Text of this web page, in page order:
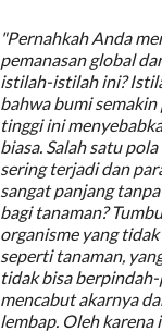
"Pernahkah Anda
pemanasan global
istilah-istilah ini?
bahwa bumi
tinggi ini
biasa. Salah satu
sering terjadi dan
sangat panjang
bagi tanaman?
organisme yang
seperti tanaman,
tidak bisa
mencabut akarnya
lembap. Oleh